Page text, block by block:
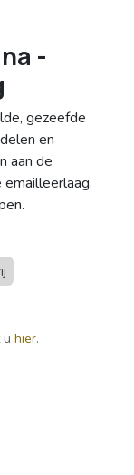
-
gezeefde
en
aan de
emailleerlaag.
hier.